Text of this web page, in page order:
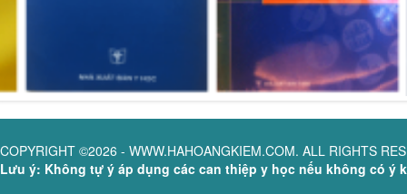
COPYRIGHT ©2026 - WWW.HAHOANGKIEM.COM. ALL RIGHTS
Lưu ý: Không tự ý áp dụng các can thiệp y học nếu không có ý